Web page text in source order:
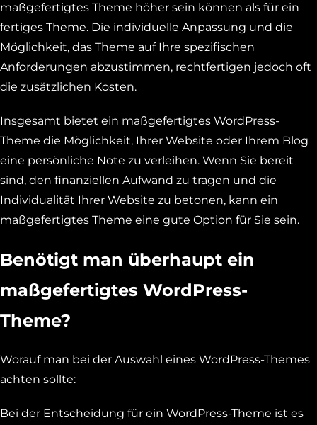
maßgefertigtes Theme höher sein können als für ein
fertiges Theme. Die individuelle Anpassung und die
Möglichkeit, das Theme auf Ihre spezifischen
Anforderungen abzustimmen, rechtfertigen jedoch oft
die zusätzlichen Kosten.
Insgesamt bietet ein maßgefertigtes WordPress-
Theme die Möglichkeit, Ihrer Website oder Ihrem Blog
eine persönliche Note zu verleihen. Wenn Sie bereit
sind, den finanziellen Aufwand zu tragen und die
Individualität Ihrer Website zu betonen, kann ein
maßgefertigtes Theme eine gute Option für Sie sein.
Benötigt man überhaupt ein
maßgefertigtes WordPress-
Theme?
Worauf man bei der Auswahl eines WordPress-Themes
achten sollte:
Bei der Entscheidung für ein WordPress-Theme ist es